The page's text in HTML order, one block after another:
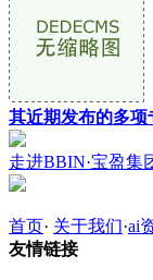
其近期发布的多
走进BBIN·宝盈集
首页· 关于我们·ai
友情链接